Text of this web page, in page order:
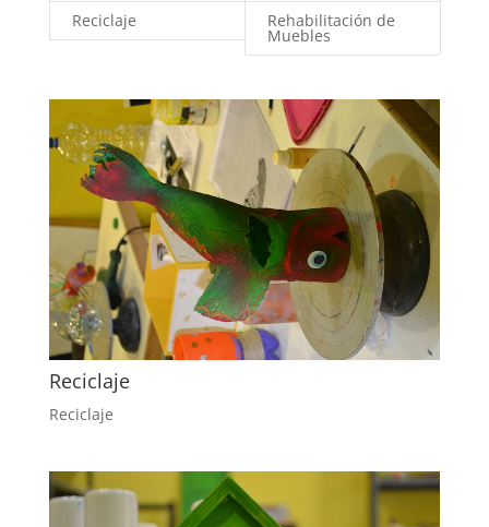
Reciclaje
Rehabilitación de
Muebles
Reciclaje
Reciclaje